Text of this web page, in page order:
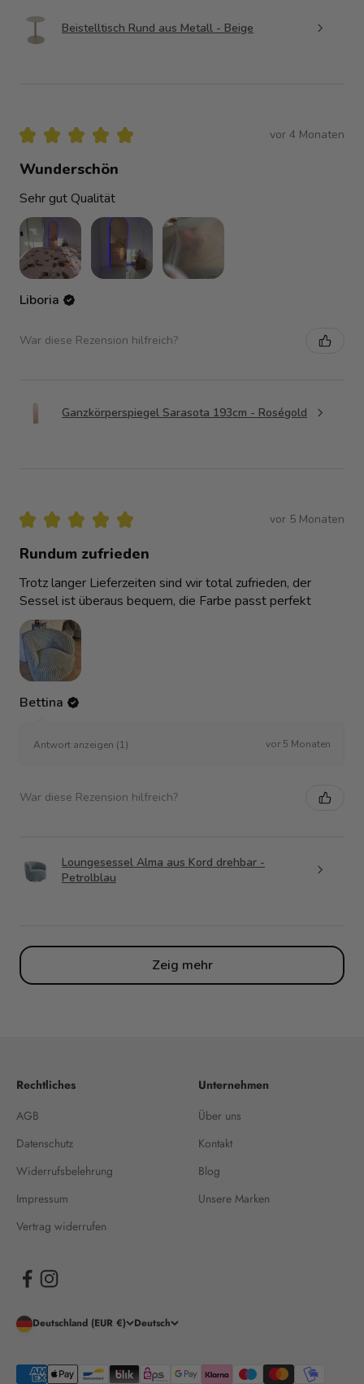
Beistelltisch Rund aus Metall - Beige
★ ★ ★ ★ ★ vor 4 Monaten
Wunderschön
Sehr gut Qualität
Liboria
War diese Rezension hilfreich?
Ganzkörperspiegel Sarasota 193cm - Roségold
★ ★ ★ ★ ★ vor 5 Monaten
Rundum zufrieden
Trotz langer Lieferzeiten sind wir total zufrieden, der
Sessel ist überaus bequem, die Farbe passt perfekt
Bettina
Antwort anzeigen (1) vor 5 Monaten
War diese Rezension hilfreich?
Loungesessel Alma aus Kord drehbar -
Petrolblau
Zeig mehr
Rechtliches
AGB
Datenschutz
Widerrufsbelehrung
Impressum
Vertrag widerrufen
Unternehmen
Über uns
Kontakt
Blog
Unsere Marken
Deutschland (EUR €) Deutsch